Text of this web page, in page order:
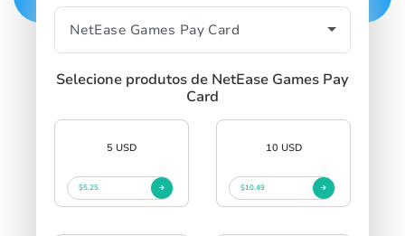
Selecione produtos de NetEase Games Pay
Card
5 USD
$5.25
10 USD
$10.49